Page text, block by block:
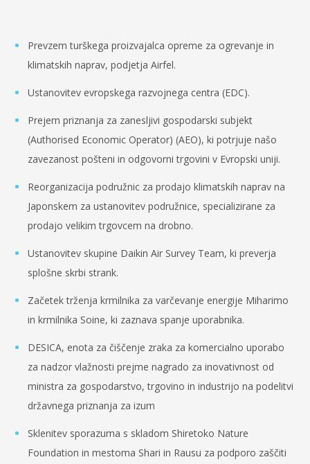
Prevzem turškega proizvajalca opreme za ogrevanje in
klimatskih naprav, podjetja Airfel.
Ustanovitev evropskega razvojnega centra (EDC).
Prejem priznanja za zanesljivi gospodarski subjekt
(Authorised Economic Operator) (AEO), ki potrjuje našo
zavezanost pošteni in odgovorni trgovini v Evropski uniji.
Reorganizacija podružnic za prodajo klimatskih naprav na
Japonskem za ustanovitev podružnice, specializirane za
prodajo velikim trgovcem na drobno.
Ustanovitev skupine Daikin Air Survey Team, ki preverja
splošne skrbi strank.
Začetek trženja krmilnika za varčevanje energije Miharimo
in krmilnika Soine, ki zaznava spanje uporabnika.
DESICA, enota za čiščenje zraka za komercialno uporabo
za nadzor vlažnosti prejme nagrado za inovativnost od
ministra za gospodarstvo, trgovino in industrijo na podelitvi
državnega priznanja za izum
Sklenitev sporazuma s skladom Shiretoko Nature
Foundation in mestoma Shari in Rausu za podporo zaščiti